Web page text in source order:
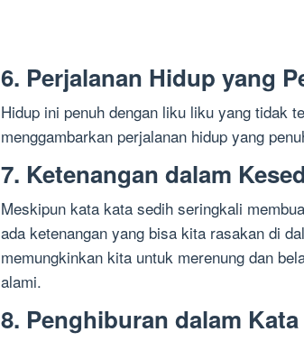
6. Perjalanan Hidup yang
Hidup ini penuh dengan liku liku yang tidak
menggambarkan perjalanan hidup yang
7. Ketenangan dalam
Meskipun kata kata sedih seringkali
ada ketenangan yang bisa kita rasakan di
memungkinkan kita untuk merenung dan
alami.
8. Penghiburan dalam